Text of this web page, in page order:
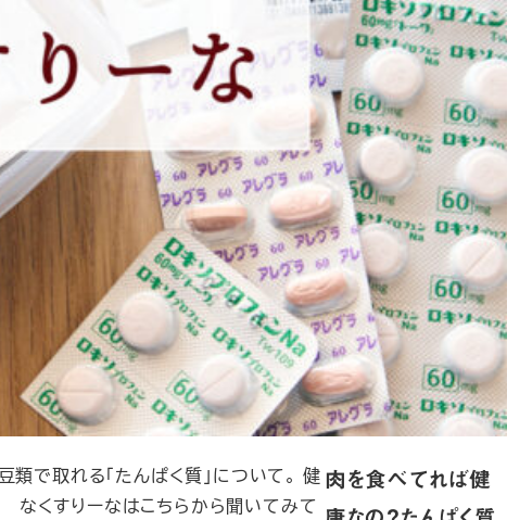
肉を食べてれば健
で取れる「たんぱく質」について。 健
なくすりーなはこちらから聞いてみて